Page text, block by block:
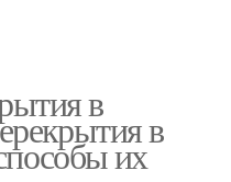
в
в
их